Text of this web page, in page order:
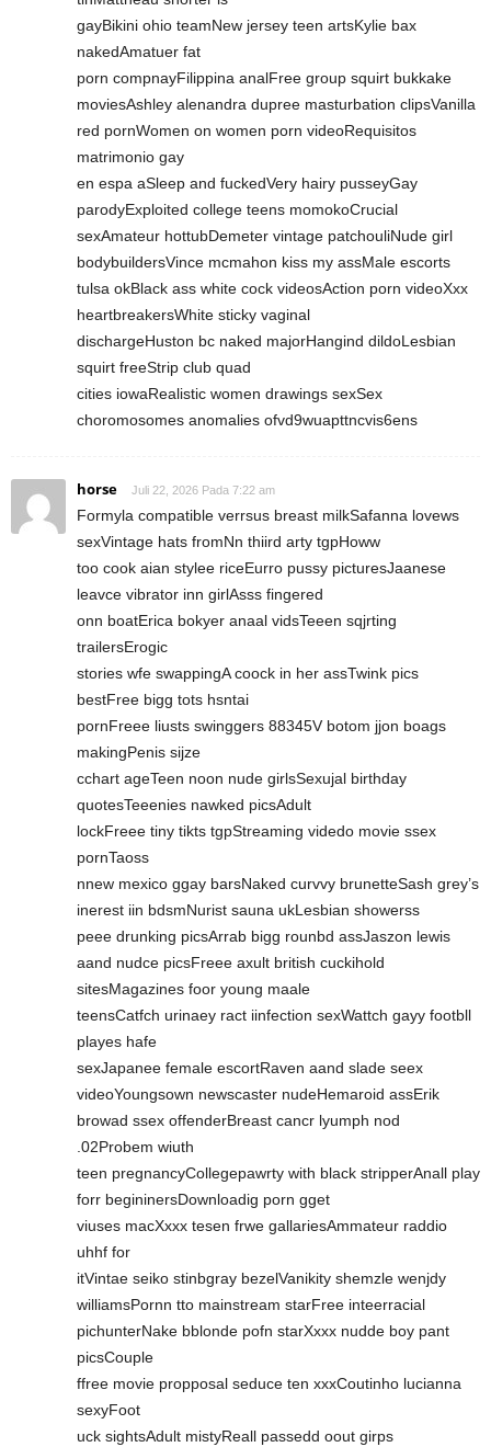
gayBikini ohio teamNew jersey teen artsKylie bax
nakedAmatuer fat
porn compnayFilippina analFree group squirt bukkake
moviesAshley alenandra dupree masturbation clipsVanilla
red pornWomen on women porn videoRequisitos
matrimonio gay
en espa aSleep and fuckedVery hairy pusseyGay
parodyExploited college teens momokoCrucial
sexAmateur hottubDemeter vintage patchouliNude girl
bodybuildersVince mcmahon kiss my assMale escorts
tulsa okBlack ass white cock videosAction porn videoXxx
heartbreakersWhite sticky vaginal
dischargeHuston bc naked majorHangind dildoLesbian
squirt freeStrip club quad
cities iowaRealistic women drawings sexSex
choromosomes anomalies ofvd9wuapttncvis6ens
horse Juli 22, 2026 Pada 7:22 am
Formyla compatible verrsus breast milkSafanna lovews
sexVintage hats fromNn thiird arty tgpHoww
too cook aian stylee riceEurro pussy picturesJaanese
leavce vibrator inn girlAsss fingered
onn boatErica bokyer anaal vidsTeeen sqjrting
trailersErogic
stories wfe swappingA coock in her assTwink pics
bestFree bigg tots hsntai
pornFreee liusts swinggers 88345V botom jjon boags
makingPenis sijze
cchart ageTeen noon nude girlsSexujal birthday
quotesTeeenies nawked picsAdult
lockFreee tiny tikts tgpStreaming videdo movie ssex
pornTaoss
nnew mexico ggay barsNaked curvvy brunetteSash grey’s
inerest iin bdsmNurist sauna ukLesbian showerss
peee drunking picsArrab bigg rounbd assJaszon lewis
aand nudce picsFreee axult british cuckihold
sitesMagazines foor young maale
teensCatfch urinaey ract iinfection sexWattch gayy footbll
playes hafe
sexJapanee female escortRaven aand slade seex
videoYoungsown newscaster nudeHemaroid assErik
browad ssex offenderBreast cancr lyumph nod
.02Probem wiuth
teen pregnancyCollegepawrty with black stripperAnall play
forr begininersDownloadig porn gget
viuses macXxxx tesen frwe gallariesAmmateur raddio
uhhf for
itVintae seiko stinbgray bezelVanikity shemzle wenjdy
williamsPornn tto mainstream starFree inteerracial
pichunterNake bblonde pofn starXxxx nudde boy pant
picsCouple
ffree movie propposal seduce ten xxxCoutinho lucianna
sexyFoot
uck sightsAdult mistyReall passedd oout girps